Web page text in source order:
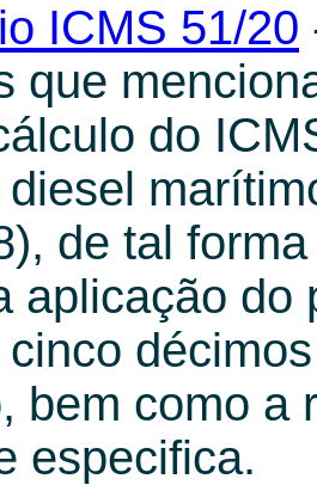
ICMS 51/20
que
do
de tal
aplicação do
bem como a
especifica.